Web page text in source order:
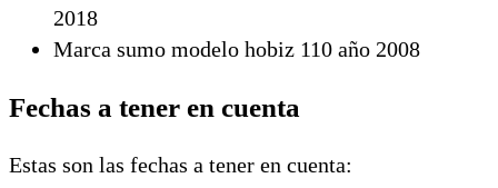
2018
Marca sumo modelo hobiz 110 año 2008
Fechas a tener en cuenta
Estas son las fechas a tener en cuenta: